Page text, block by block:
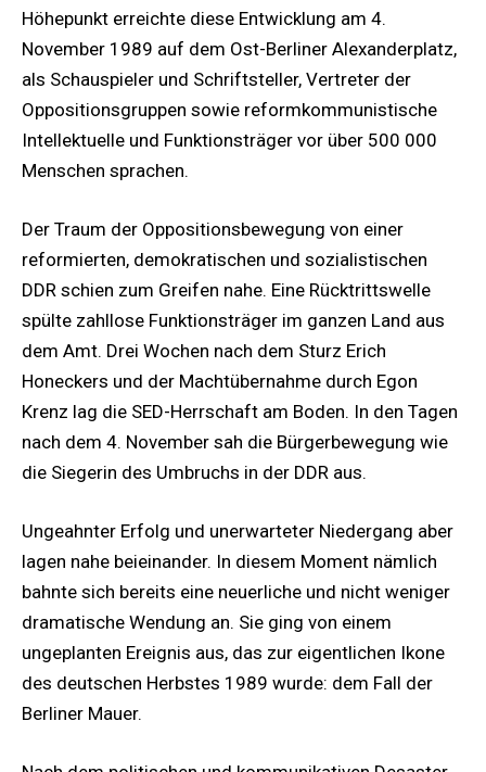
Höhepunkt erreichte diese Entwicklung am 4.
November 1989 auf dem Ost-Berliner Alexanderplatz,
als Schauspieler und Schriftsteller, Vertreter der
Oppositionsgruppen sowie reformkommunistische
Intellektuelle und Funktionsträger vor über 500 000
Menschen sprachen.
Der Traum der Oppositionsbewegung von einer
reformierten, demokratischen und sozialistischen
DDR schien zum Greifen nahe. Eine Rücktrittswelle
spülte zahllose Funktionsträger im ganzen Land aus
dem Amt. Drei Wochen nach dem Sturz Erich
Honeckers und der Machtübernahme durch Egon
Krenz lag die SED-Herrschaft am Boden. In den Tagen
nach dem 4. November sah die Bürgerbewegung wie
die Siegerin des Umbruchs in der DDR aus.
Ungeahnter Erfolg und unerwarteter Niedergang aber
lagen nahe beieinander. In diesem Moment nämlich
bahnte sich bereits eine neuerliche und nicht weniger
dramatische Wendung an. Sie ging von einem
ungeplanten Ereignis aus, das zur eigentlichen Ikone
des deutschen Herbstes 1989 wurde: dem Fall der
Berliner Mauer.